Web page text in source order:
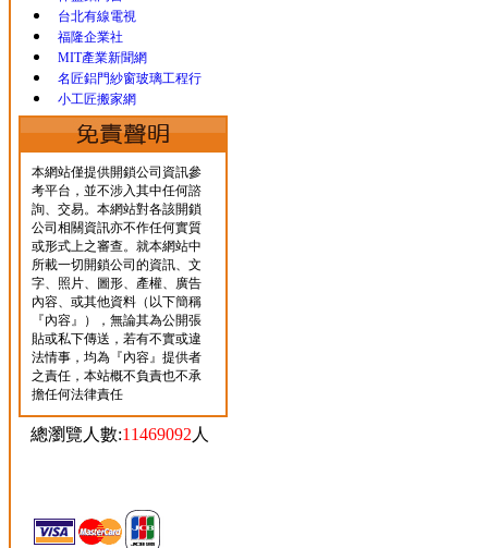
台北有線電視
福隆企業社
MIT產業新聞網
名匠鋁門紗窗玻璃工程行
小工匠搬家網
本網站僅提供開鎖公司資訊參
考平台，並不涉入其中任何諮
詢、交易。本網站對各該開鎖
公司相關資訊亦不作任何實質
或形式上之審查。就本網站中
所載一切開鎖公司的資訊、文
字、照片、圖形、產權、廣告
內容、或其他資料（以下簡稱
『內容』），無論其為公開張
貼或私下傳送，若有不實或違
法情事，均為『內容』提供者
之責任，本站概不負責也不承
擔任何法律責任
總瀏覽人數:11469092 人